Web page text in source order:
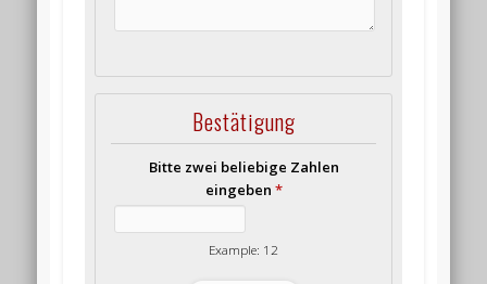
Bestätigung
Bitte zwei beliebige Zahlen
eingeben *
Example: 12